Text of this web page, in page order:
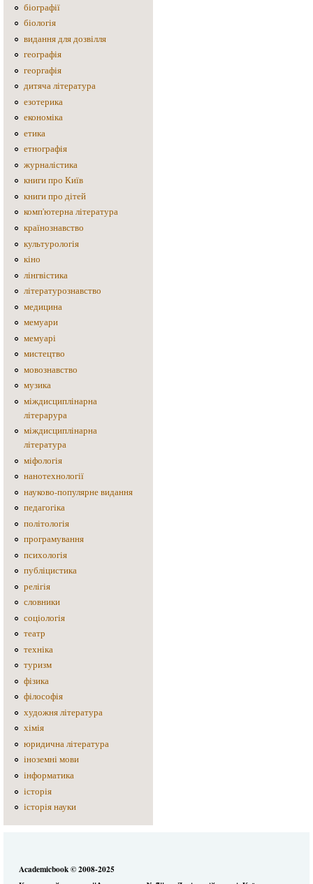
біографії
біологія
видання для дозвілля
географія
георгафія
дитяча література
езотерика
економіка
етика
етнографія
журналістика
книги про Київ
книги про дітей
комп'ютерна література
країнознавство
культурологія
кіно
лінгвістика
літературознавство
медицина
мемуари
мемуарі
мистецтво
мовознавство
музика
міждисциплінарна
літерарура
міждисциплінарна
література
міфологія
нанотехнології
науково-популярне видання
педагогіка
політологія
програмування
психологія
публіцистика
релігія
словники
соціологія
театр
техніка
туризм
фізика
філософія
художня література
хімія
юридична література
іноземні мови
інформатика
історія
історія науки
Academicbook © 2008-2025